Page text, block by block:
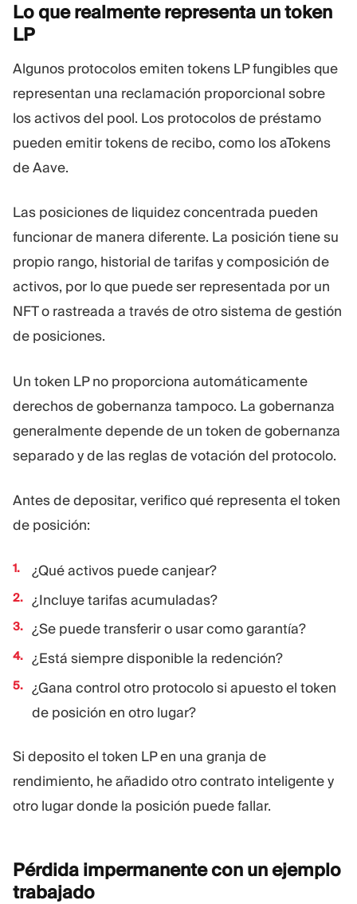
Lo que realmente representa un token
LP
Algunos protocolos emiten tokens LP fungibles que
representan una reclamación proporcional sobre
los activos del pool. Los protocolos de préstamo
pueden emitir tokens de recibo, como los aTokens
de Aave.
Las posiciones de liquidez concentrada pueden
funcionar de manera diferente. La posición tiene su
propio rango, historial de tarifas y composición de
activos, por lo que puede ser representada por un
NFT o rastreada a través de otro sistema de gestión
de posiciones.
Un token LP no proporciona automáticamente
derechos de gobernanza tampoco. La gobernanza
generalmente depende de un token de gobernanza
separado y de las reglas de votación del protocolo.
Antes de depositar, verifico qué representa el token
de posición:
¿Qué activos puede canjear?
¿Incluye tarifas acumuladas?
¿Se puede transferir o usar como garantía?
¿Está siempre disponible la redención?
¿Gana control otro protocolo si apuesto el token
de posición en otro lugar?
Si deposito el token LP en una granja de
rendimiento, he añadido otro contrato inteligente y
otro lugar donde la posición puede fallar.
Pérdida impermanente con un ejemplo
trabajado